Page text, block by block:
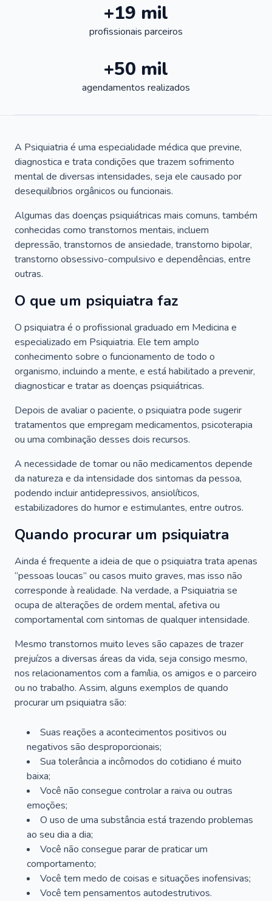
+19 mil
profissionais parceiros
+50 mil
agendamentos realizados
A Psiquiatria é uma especialidade médica que previne,
diagnostica e trata condições que trazem sofrimento
mental de diversas intensidades, seja ele causado por
desequilíbrios orgânicos ou funcionais.
Algumas das doenças psiquiátricas mais comuns, também
conhecidas como transtornos mentais, incluem
depressão, transtornos de ansiedade, transtorno bipolar,
transtorno obsessivo-compulsivo e dependências, entre
outras.
O que um psiquiatra faz
O psiquiatra é o profissional graduado em Medicina e
especializado em Psiquiatria. Ele tem amplo
conhecimento sobre o funcionamento de todo o
organismo, incluindo a mente, e está habilitado a prevenir,
diagnosticar e tratar as doenças psiquiátricas.
Depois de avaliar o paciente, o psiquiatra pode sugerir
tratamentos que empregam medicamentos, psicoterapia
ou uma combinação desses dois recursos.
A necessidade de tomar ou não medicamentos depende
da natureza e da intensidade dos sintomas da pessoa,
podendo incluir antidepressivos, ansiolíticos,
estabilizadores do humor e estimulantes, entre outros.
Quando procurar um psiquiatra
Ainda é frequente a ideia de que o psiquiatra trata apenas
“pessoas loucas” ou casos muito graves, mas isso não
corresponde à realidade. Na verdade, a Psiquiatria se
ocupa de alterações de ordem mental, afetiva ou
comportamental com sintomas de qualquer intensidade.
Mesmo transtornos muito leves são capazes de trazer
prejuízos a diversas áreas da vida, seja consigo mesmo,
nos relacionamentos com a família, os amigos e o parceiro
ou no trabalho. Assim, alguns exemplos de quando
procurar um psiquiatra são:
Suas reações a acontecimentos positivos ou
negativos são desproporcionais;
Sua tolerância a incômodos do cotidiano é muito
baixa;
Você não consegue controlar a raiva ou outras
emoções;
O uso de uma substância está trazendo problemas
ao seu dia a dia;
Você não consegue parar de praticar um
comportamento;
Você tem medo de coisas e situações inofensivas;
Você tem pensamentos autodestrutivos.